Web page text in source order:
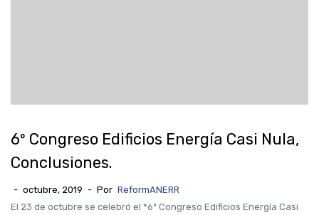
6º Congreso Edificios Energía Casi Nula,
Conclusiones.
- octubre, 2019 - Por ReformANERR
El 23 de octubre se celebró el *6º Congreso Edificios Energía Casi